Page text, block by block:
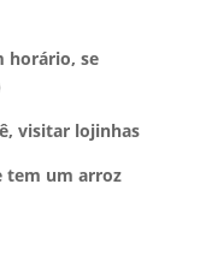
horário, se
visitar lojinhas
tem um arroz